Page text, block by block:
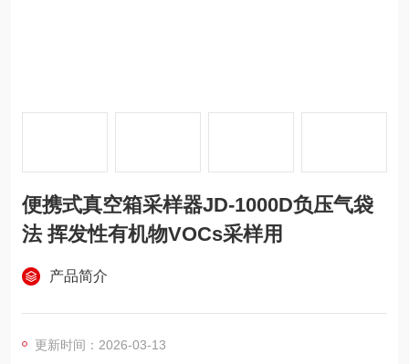
便携式真空箱采样器JD-1000D负压气袋
法 挥发性有机物VOCs采样用
产品简介
更新时间：2026-03-13